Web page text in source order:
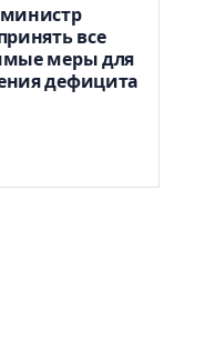
все
меры для
дефицита